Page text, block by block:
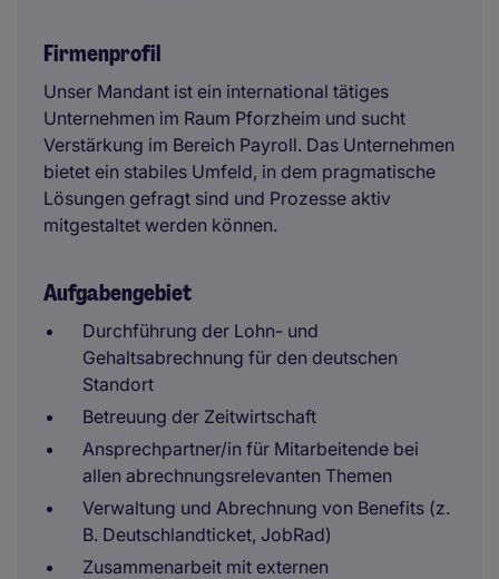
Firmenprofil
Unser Mandant ist ein international tätiges
Unternehmen im Raum Pforzheim und sucht
Verstärkung im Bereich Payroll. Das Unternehmen
bietet ein stabiles Umfeld, in dem pragmatische
Lösungen gefragt sind und Prozesse aktiv
mitgestaltet werden können.
Aufgabengebiet
Durchführung der Lohn- und
Gehaltsabrechnung für den deutschen
Standort
Betreuung der Zeitwirtschaft
Ansprechpartner/in für Mitarbeitende bei
allen abrechnungsrelevanten Themen
Verwaltung und Abrechnung von Benefits (z.
B. Deutschlandticket, JobRad)
Zusammenarbeit mit externen